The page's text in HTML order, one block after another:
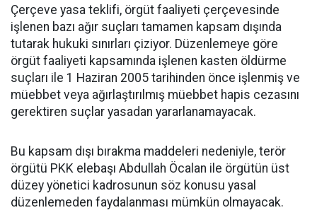
Çerçeve yasa teklifi, örgüt faaliyeti çerçevesinde
işlenen bazı ağır suçları tamamen kapsam dışında
tutarak hukuki sınırları çiziyor. Düzenlemeye göre
örgüt faaliyeti kapsamında işlenen kasten öldürme
suçları ile 1 Haziran 2005 tarihinden önce işlenmiş ve
müebbet veya ağırlaştırılmış müebbet hapis cezasını
gerektiren suçlar yasadan yararlanamayacak.
Bu kapsam dışı bırakma maddeleri nedeniyle, terör
örgütü PKK elebaşı Abdullah Öcalan ile örgütün üst
düzey yönetici kadrosunun söz konusu yasal
düzenlemeden faydalanması mümkün olmayacak.